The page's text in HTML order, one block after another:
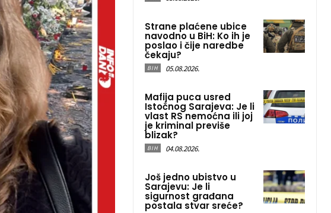
Strane plaćene ubice
navodno u BiH: Ko ih je
poslao i čije naredbe
čekaju?
BIH 05.08.2026.
Mafija puca usred
Istočnog Sarajeva: Je li
vlast RS nemoćna ili joj
je kriminal previše
blizak?
BIH 04.08.2026.
Još jedno ubistvo u
Sarajevu: Je li
sigurnost građana
postala stvar sreće?